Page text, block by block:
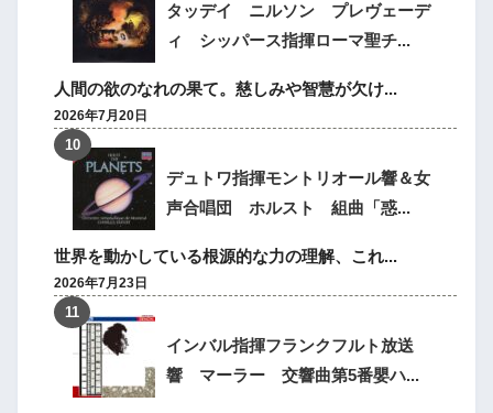
タッデイ ニルソン プレヴェーデ
ィ シッパース指揮ローマ聖チ...
人間の欲のなれの果て。慈しみや智慧が欠け...
2026年7月20日
デュトワ指揮モントリオール響＆女
声合唱団 ホルスト 組曲「惑...
世界を動かしている根源的な力の理解、これ...
2026年7月23日
インバル指揮フランクフルト放送
響 マーラー 交響曲第5番嬰ハ...